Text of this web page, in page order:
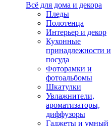
Всё для дома и декора
Пледы
Полотенца
Интерьер и декор
Кухонные
принадлежности и
посуда
Фоторамки и
фотоальбомы
Шкатулки
Увлажнители,
ароматизаторы,
диффузоры
Гаджеты и умный